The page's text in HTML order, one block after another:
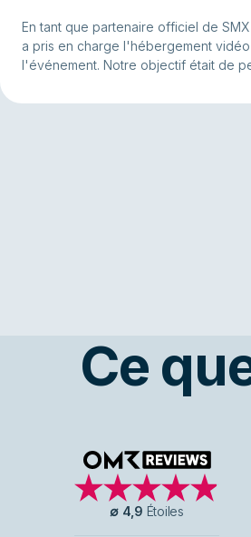
En tant que partenaire officiel de
a pris en charge l'hébergement
l'événement. Notre objectif était de
transmettre efficacement la
Ce
OMR Reviews
∅ 4,9 Étoiles